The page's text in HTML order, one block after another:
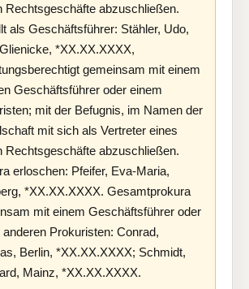
Rechtsgeschäfte abzuschließen.
als Geschäftsführer: Stähler, Udo,
*XX.XX.XXXX,
gemeinsam mit einem
Geschäftsführer oder einem
mit der Befugnis, im Namen der
mit sich als Vertreter eines
Rechtsgeschäfte abzuschließen.
erloschen: Pfeifer, Eva-Maria,
*XX.XX.XXXX. Gesamtprokura
mit einem Geschäftsführer oder
anderen Prokuristen: Conrad,
Berlin, *XX.XX.XXXX; Schmidt,
Mainz, *XX.XX.XXXX.